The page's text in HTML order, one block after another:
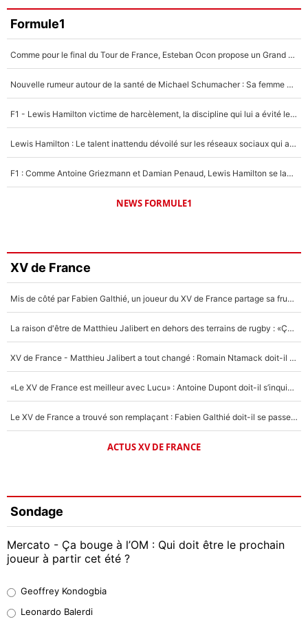
Formule1
Comme pour le final du Tour de France, Esteban Ocon propose un Grand Prix de Formule 1 à Paris : «Autour de l’Arc de Triomphe, ce serait génial» !
Nouvelle rumeur autour de la santé de Michael Schumacher : Sa femme Corinna sort du silence
F1 - Lewis Hamilton victime de harcèlement, la discipline qui lui a évité le pire : «J'aurais probablement mal tourné»
Lewis Hamilton : Le talent inattendu dévoilé sur les réseaux sociaux qui a impressionné Kim Kardashian pendant leurs vacances en amoureux !
F1 : Comme Antoine Griezmann et Damian Penaud, Lewis Hamilton se lance dans le business des cartes à collectionner !
NEWS FORMULE1
XV de France
Mis de côté par Fabien Galthié, un joueur du XV de France partage sa frustration : «ils ne me l’ont pas dit tout de suite»
La raison d'être de Matthieu Jalibert en dehors des terrains de rugby : «Ça m'atteint autant que si tu touches à un membre de ma famille»
XV de France - Matthieu Jalibert a tout changé : Romain Ntamack doit-il s’inquiéter pour sa place à un an de la Coupe du monde ?
«Le XV de France est meilleur avec Lucu» : Antoine Dupont doit-il s’inquiéter pour sa place ?
Le XV de France a trouvé son remplaçant : Fabien Galthié doit-il se passer d'Antoine Dupont ?
ACTUS XV DE FRANCE
Sondage
Mercato - Ça bouge à l’OM : Qui doit être le prochain
joueur à partir cet été ?
38%
Geoffrey Kondogbia
Leonardo Balerdi